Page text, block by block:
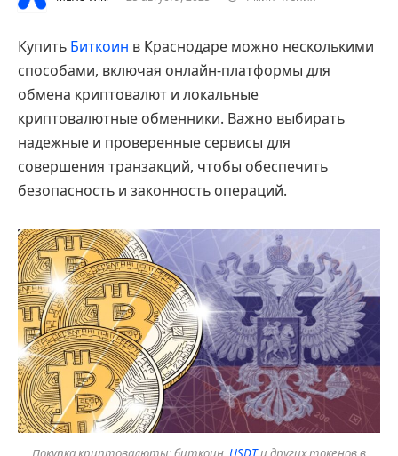
Купить Биткоин в Краснодаре можно несколькими
способами, включая онлайн-платформы для
обмена криптовалют и локальные
криптовалютные обменники. Важно выбирать
надежные и проверенные сервисы для
совершения транзакций, чтобы обеспечить
безопасность и законность операций.